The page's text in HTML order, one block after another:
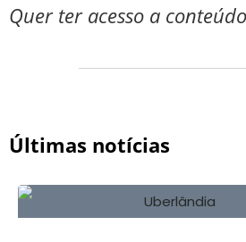
Quer ter acesso a
Últimas notícias